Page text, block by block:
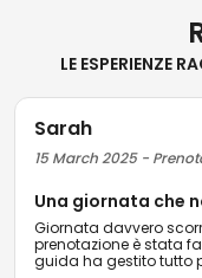
LE ESPERIENZE
Sarah
15 March 2025 -
Una giornata che
Giornata davvero
prenotazione è stata
guida ha gestito tutto